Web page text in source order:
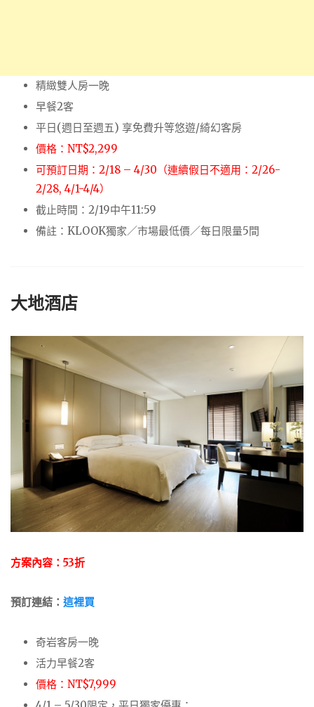
精緻雙人房一晚
早餐2客
平日(週日至週五) 享免費升等悠遊/綺幻客房
價格：NT$2,299
可預訂日期：2/18 – 4/30（連續假日不適用：2/26-
2/28, 4/1-4/4）
截止時間：2/19中午11:59
備註：KLOOK獨家／市場最低價／每日限量5間
大地酒店
方案內容：53折
預訂連結： 這裡買
奇岩客房一晚
活力早餐2客
價格：NT$7,999